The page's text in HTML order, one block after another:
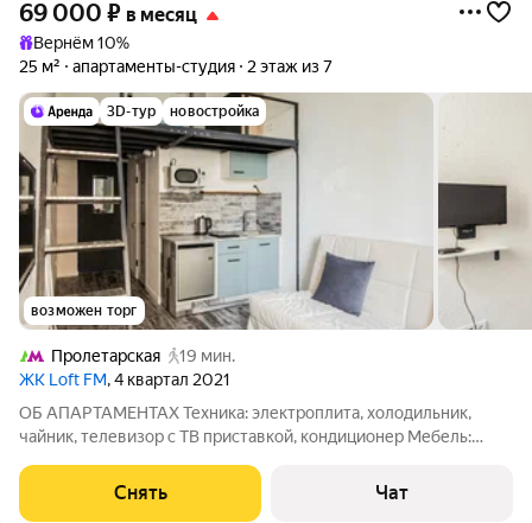
69 000 ₽ в месяц
Вернём 10%
25 м²
апартаменты-студия 2 этаж из 7
3D-тур новостройка
возможен торг
Пролетарская
19 мин.
ЖК Loft FM, 4 квартал 2021
ОБ АПАРТАМЕНТАХ Техника: электроплита, холодильник,
чайник, телевизор с ТВ приставкой, кондиционер Мебель:
комод, настенная вешалка Предоставлена сушилка для белья
Выполнен косметический
Снять Чат